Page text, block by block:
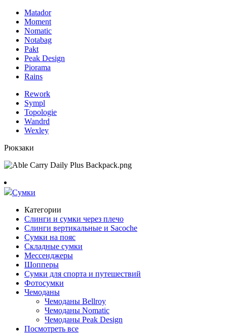
Matador
Moment
Nomatic
Notabag
Pakt
Peak Design
Piorama
Rains
Rework
Sympl
Topologie
Wandrd
Wexley
Рюкзаки
Сумки
Категории
Слинги и сумки через плечо
Слинги вертикальные и Sacoche
Сумки на пояс
Складные сумки
Мессенджеры
Шопперы
Сумки для спорта и путешествий
Фотосумки
Чемоданы
Чемоданы Bellroy
Чемоданы Nomatic
Чемоданы Peak Design
Посмотреть все